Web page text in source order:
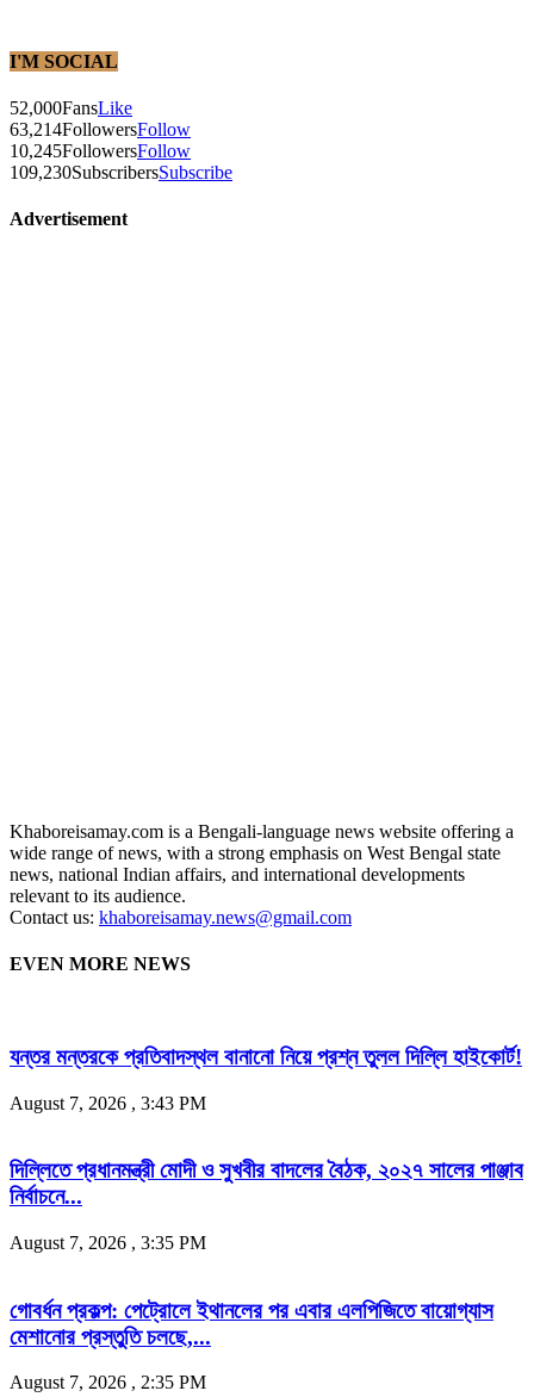
I'M SOCIAL
52,000FansLike
63,214FollowersFollow
10,245FollowersFollow
109,230SubscribersSubscribe
Advertisement
Khaboreisamay.com is a Bengali-language news website offering a
wide range of news, with a strong emphasis on West Bengal state
news, national Indian affairs, and international developments
relevant to its audience.
Contact us: khaboreisamay.news@gmail.com
EVEN MORE NEWS
যন্তর মন্তরকে প্রতিবাদস্থল বানানো নিয়ে প্রশ্ন তুলল দিল্লি হাইকোর্ট!
August 7, 2026 , 3:43 PM
দিল্লিতে প্রধানমন্ত্রী মোদী ও সুখবীর বাদলের বৈঠক, ২০২৭ সালের পাঞ্জাব
নির্বাচনে...
August 7, 2026 , 3:35 PM
গোবর্ধন প্রকল্প: পেট্রোলে ইথানলের পর এবার এলপিজিতে বায়োগ্যাস
মেশানোর প্রস্তুতি চলছে,...
August 7, 2026 , 2:35 PM